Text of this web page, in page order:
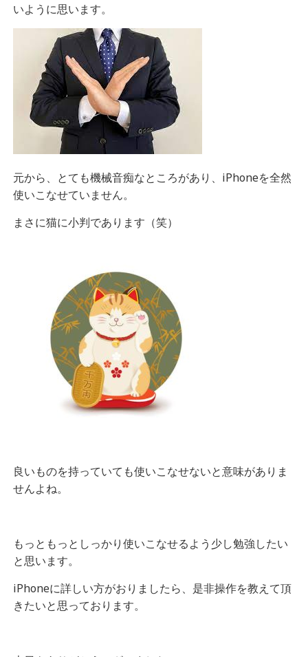
いように思います。
元から、とても機械音痴なところがあり、iPhoneを全然
使いこなせていません。
まさに猫に小判であります（笑）
良いものを持っていても使いこなせないと意味がありま
せんよね。
もっともっとしっかり使いこなせるよう少し勉強したい
と思います。
iPhoneに詳しい方がおりましたら、是非操作を教えて頂
きたいと思っております。